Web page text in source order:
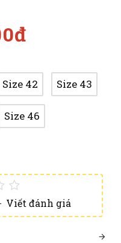
Viết đánh giá
Size 42 Size 43
Size 46